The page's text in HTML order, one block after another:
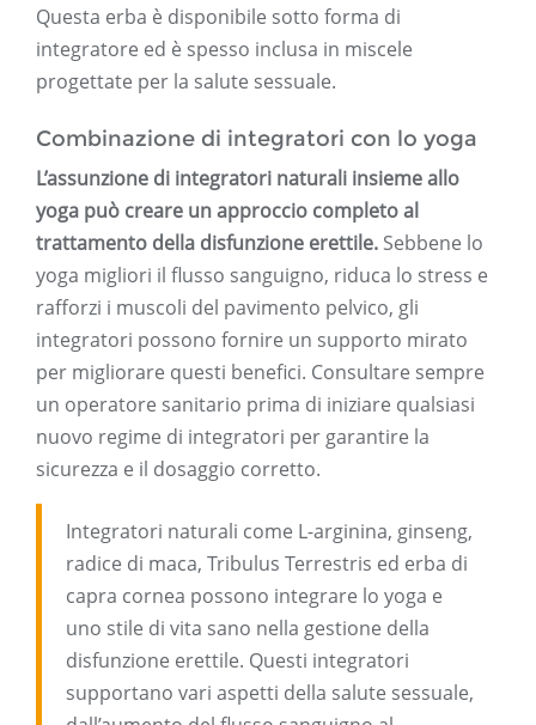
Questa erba è disponibile sotto forma di
integratore ed è spesso inclusa in miscele
progettate per la salute sessuale.
Combinazione di integratori con lo yoga
L’assunzione di integratori naturali insieme allo
yoga può creare un approccio completo al
trattamento della disfunzione erettile. Sebbene lo
yoga migliori il flusso sanguigno, riduca lo stress e
rafforzi i muscoli del pavimento pelvico, gli
integratori possono fornire un supporto mirato
per migliorare questi benefici. Consultare sempre
un operatore sanitario prima di iniziare qualsiasi
nuovo regime di integratori per garantire la
sicurezza e il dosaggio corretto.
Integratori naturali come L-arginina, ginseng,
radice di maca, Tribulus Terrestris ed erba di
capra cornea possono integrare lo yoga e
uno stile di vita sano nella gestione della
disfunzione erettile. Questi integratori
supportano vari aspetti della salute sessuale,